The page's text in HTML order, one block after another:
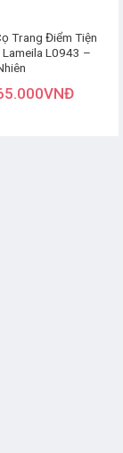
Trang Điểm Tiện
Lameila L0943 –
VNĐ